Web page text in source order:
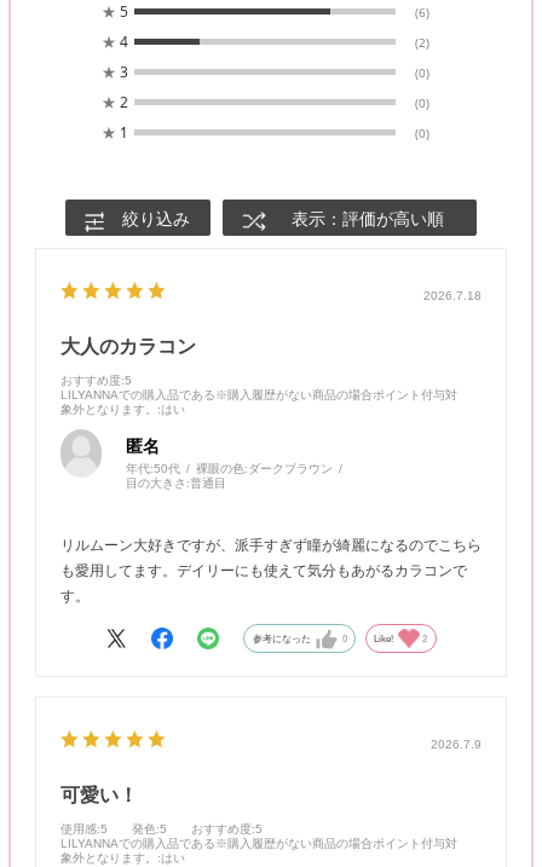
★ 5 (6)
★ 4 (2)
★ 3 (0)
★ 2 (0)
★ 1 (0)
絞り込み 表示：評価が高い順
2026.7.18
大人のカラコン
おすすめ度:5
LILYANNAでの購入品である※購入履歴がない商品の場合ポイント付与対
象外となります。
:はい
匿名
年代:50代 裸眼の色:ダークブラウン
目の大きさ:普通目
リルムーン大好きですが、派手すぎず瞳が綺麗になるのでこちら
も愛用してます。デイリーにも使えて気分もあがるカラコンで
す。
参考になった 0 Like! 2
2026.7.9
可愛い！
使用感:5 発色:5 おすすめ度:5
LILYANNAでの購入品である※購入履歴がない商品の場合ポイント付与対
象外となります。
:はい